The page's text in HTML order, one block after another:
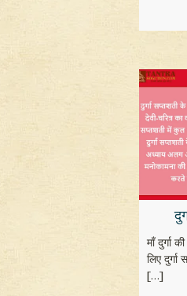
माँ दुर्गा
लिए दुर्गा
[…]